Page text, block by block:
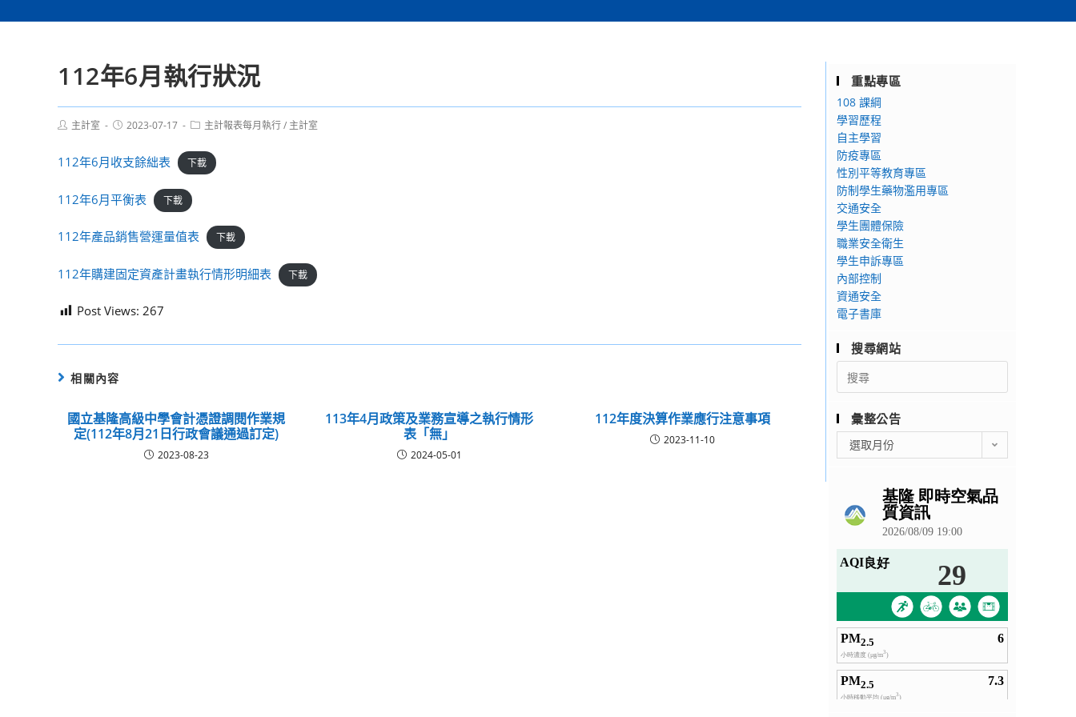
112年6月執行狀況
Post主計室
Post2023-07-17
Post主計報表每月執行/ 主計室
112年6月收支餘絀表 下載
112年6月平衡表 下載
112年產品銷售營運量值表 下載
112年購建固定資產計畫執行情形明細表 下載
Post Views: 267
相關內容
國立基隆高級中學會計憑證調閱作業規
定(112年8月21日行政會議通過訂定)
2023-08-23
113年4月政策及業務宣導之執行情形
表「無」
2024-05-01
112年度決算作業應行注意事項
2023-11-10
重點專區
108 課綱
學習歷程
自主學習
防疫專區
性別平等教育專區
防制學生藥物濫用專區
交通安全
學生團體保險
職業安全衛生
學生申訴專區
內部控制
資通安全
電子書庫
搜尋網站
Search
for:
彙整公告
整
選取月份